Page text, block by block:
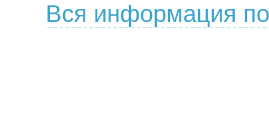
Вся информация